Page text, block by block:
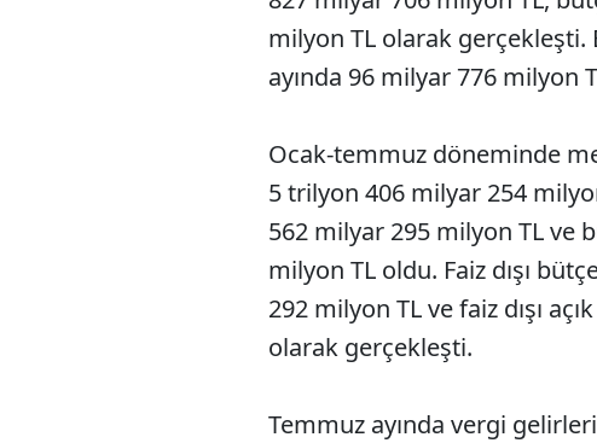
milyon TL olarak
ayında 96 milyar 776 milyon
Ocak-temmuz döneminde
5 trilyon 406 milyar 254
562 milyar 295 milyon TL ve
milyon TL oldu. Faiz dışı
292 milyon TL ve faiz dışı
olarak gerçekleşti.
Temmuz ayında vergi